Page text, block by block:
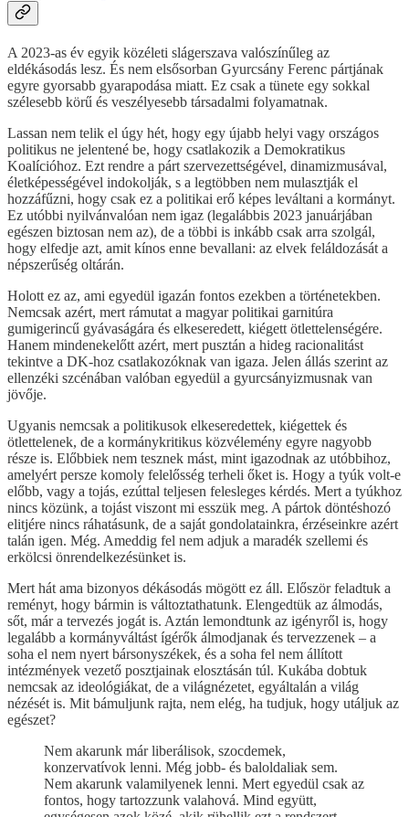
A 2023-as év egyik közéleti slágerszava valószínűleg az
eldékásodás lesz. És nem elsősorban Gyurcsány Ferenc pártjának
egyre gyorsabb gyarapodása miatt. Ez csak a tünete egy sokkal
szélesebb körű és veszélyesebb társadalmi folyamatnak.
Lassan nem telik el úgy hét, hogy egy újabb helyi vagy országos
politikus ne jelentené be, hogy csatlakozik a Demokratikus
Koalícióhoz. Ezt rendre a párt szervezettségével, dinamizmusával,
életképességével indokolják, s a legtöbben nem mulasztják el
hozzáfűzni, hogy csak ez a politikai erő képes leváltani a kormányt.
Ez utóbbi nyilvánvalóan nem igaz (legalábbis 2023 januárjában
egészen biztosan nem az), de a többi is inkább csak arra szolgál,
hogy elfedje azt, amit kínos enne bevallani: az elvek feláldozását a
népszerűség oltárán.
Holott ez az, ami egyedül igazán fontos ezekben a történetekben.
Nemcsak azért, mert rámutat a magyar politikai garnitúra
gumigerincű gyávaságára és elkeseredett, kiégett ötlettelenségére.
Hanem mindenekelőtt azért, mert pusztán a hideg racionalitást
tekintve a DK-hoz csatlakozóknak van igaza. Jelen állás szerint az
ellenzéki szcénában valóban egyedül a gyurcsányizmusnak van
jövője.
Ugyanis nemcsak a politikusok elkeseredettek, kiégettek és
ötlettelenek, de a kormánykritikus közvélemény egyre nagyobb
része is. Előbbiek nem tesznek mást, mint igazodnak az utóbbihoz,
amelyért persze komoly felelősség terheli őket is. Hogy a tyúk volt-e
előbb, vagy a tojás, ezúttal teljesen felesleges kérdés. Mert a tyúkhoz
nincs közünk, a tojást viszont mi esszük meg. A pártok döntéshozó
elitjére nincs ráhatásunk, de a saját gondolatainkra, érzéseinkre azért
talán igen. Még. Ameddig fel nem adjuk a maradék szellemi és
erkölcsi önrendelkezésünket is.
Mert hát ama bizonyos dékásodás mögött ez áll. Először feladtuk a
reményt, hogy bármin is változtathatunk. Elengedtük az álmodás,
sőt, már a tervezés jogát is. Aztán lemondtunk az igényről is, hogy
legalább a kormányváltást ígérők álmodjanak és tervezzenek – a
soha el nem nyert bársonyszékek, és a soha fel nem állított
intézmények vezető posztjainak elosztásán túl. Kukába dobtuk
nemcsak az ideológiákat, de a világnézetet, egyáltalán a világ
nézését is. Mit bámuljunk rajta, nem elég, ha tudjuk, hogy utáljuk az
egészet?
Nem akarunk már liberálisok, szocdemek,
konzervatívok lenni. Még jobb- és baloldaliak sem.
Nem akarunk valamilyenek lenni. Mert egyedül csak az
fontos, hogy tartozzunk valahová. Mind együtt,